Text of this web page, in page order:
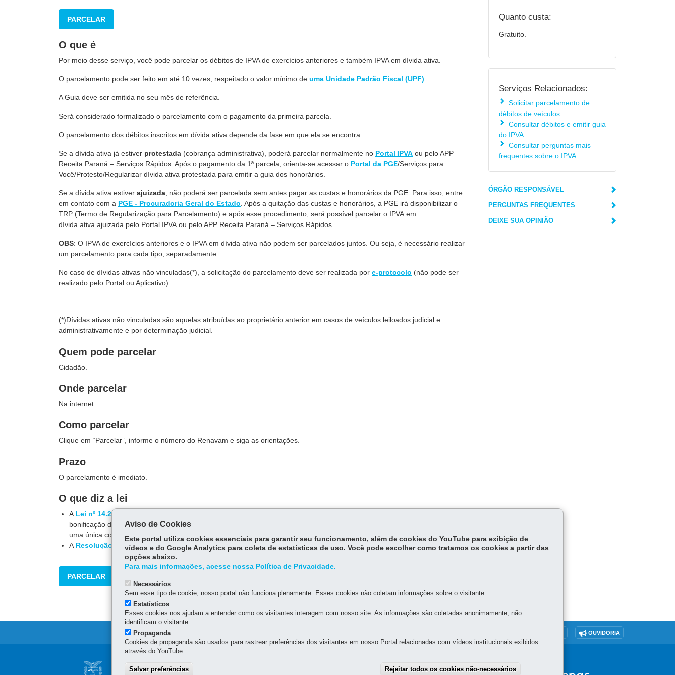
PARCELAR
O que é
Por meio desse serviço, você pode parcelar os débitos de IPVA de exercícios anteriores e também IPVA em dívida ativa.
O parcelamento pode ser feito em até 10 vezes, respeitado o valor mínimo de uma Unidade Padrão Fiscal (UPF)
A Guia deve ser emitida no seu mês de referência.
Será considerado formalizado o parcelamento com o pagamento da primeira parcela.
O parcelamento dos débitos inscritos em dívida ativa depende da fase em que ela se encontra.
Se a dívida ativa já estiver protestada (cobrança administrativa), poderá parcelar normalmente no Portal IPVA ou pelo APP
Receita Paraná – Serviços Rápidos. Após o pagamento da 1ª parcela, orienta-se acessar o Portal da PGE/Serviços para
Você/Protesto/Regularizar dívida ativa protestada para emitir a guia dos honorários.
Se a dívida ativa estiver ajuizada , não poderá ser parcelada sem antes pagar as custas e honorários da PGE. Para isso, entre
em contato com a PGE - Procuradoria Geral do Estado . Após a quitação das custas e honorários, a PGE irá disponibilizar o
TRP (Termo de Regularização para Parcelamento) e após esse procedimento, será possível parcelar o IPVA em
dívida ativa ajuizada pelo Portal IPVA ou pelo APP Receita Paraná – Serviços Rápidos.
OBS: O IPVA de exercícios anteriores e o IPVA em dívida ativa não podem ser parcelados juntos. Ou seja, é necessário realizar
um parcelamento para cada tipo, separadamente.
No caso de dívidas ativas não vinculadas(*), a solicitação do parcelamento deve ser realizada por e-protocolo (não pode ser
realizado pelo Portal ou Aplicativo).
(*)Dívidas ativas não vinculadas são aquelas atribuídas ao proprietário anterior em casos de veículos leiloados judicial e
administrativamente e por determinação judicial.
Quem pode parcelar
Cidadão.
Onde parcelar
Na internet.
Como parcelar
Clique em “Parcelar”, informe o número do Renavam e siga as orientações.
Prazo
O parcelamento é imediato.
O que diz a lei
A Lei nº 14.260/2003, Lei orgânica do IPVA
bonificação de até6%) ou em cinco parcelas. Os débitos do ano corrente que estiverem vencidos devem ser quitados em
uma única cota. Débitos vencidos de anos anteriores podem ser parcelados;
A Resolução Sefa nº 135/2021regulamenta a Lei nº 14.260/2003;
PARCELAR
Quanto custa:
Gratuito.
Serviços Relacionados:
Solicitar parcelamento de
débitos de veículos
Consultar débitos e emitir guia
do IPVA
Consultar perguntas mais
frequentes sobre o IPVA
ÓRGÃO RESPONSÁVEL
PERGUNTAS FREQUENTES
DEIXE SUA OPINIÃO
OUVIDORIA
Navegação
CONSELHO ESTADUAL DE GOVERNANÇA DIGITAL E SEGURANÇA DA
Aviso de Cookies
Este portal utiliza cookies essenciais para garantir seu funcionamento, além de cookies do YouTube para exibição de
vídeos e do Google Analytics para coleta de estatísticas de uso. Você pode escolher como tratamos os cookies a partir das
opções abaixo.
Para mais informações, acesse nossa Política de Privacidade.
Necessários
Sem esse tipo de cookie, nosso portal não funciona plenamente. Esses cookies não coletam informações sobre o visitante.
Estatísticos
Esses cookies nos ajudam a entender como os visitantes interagem com nosso site. As informações são coletadas anonimamente, não
identificam o visitante.
Propaganda
Cookies de propaganda são usados para rastrear preferências dos visitantes em nosso Portal relacionadas com vídeos institucionais exibidos
através do YouTube.
Salvar preferências Rejeitar todos os cookies não-necessários